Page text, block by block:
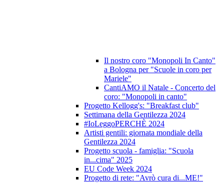
Il nostro coro "Monopoli In Canto"
a Bologna per "Scuole in coro per
Mariele"
CantiAMO il Natale - Concerto del
coro: "Monopoli in canto"
Progetto Kellogg's: "Breakfast club"
Settimana della Gentilezza 2024
#IoLeggoPERCHÈ 2024
Artisti gentili: giornata mondiale della
Gentilezza 2024
Progetto scuola - famiglia: "Scuola
in...cima" 2025
EU Code Week 2024
Progetto di rete: "Avrò cura di...ME!"